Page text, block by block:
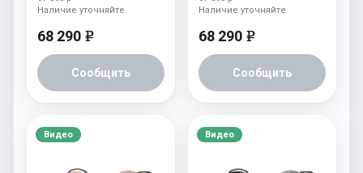
68 290 e
Сообщить
Наличие уточняйте
68 290 e
Сообщить
Наличие уточняйте
Видео Видео